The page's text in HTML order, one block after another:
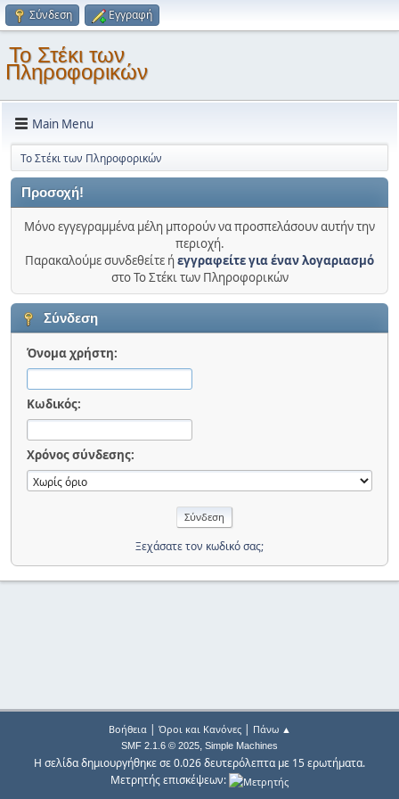
Σύνδεση Εγγραφή
Το Στέκι των
Πληροφορικών
Main Menu
Το Στέκι των Πληροφορικών
Προσοχή!
Μόνο εγγεγραμμένα μέλη μπορούν να προσπελάσουν αυτήν την
περιοχή.
Παρακαλούμε συνδεθείτε ήεγγραφείτε για έναν λογαριασμό
στο Το Στέκι των Πληροφορικών
Σύνδεση
Όνομα χρήστη:
Κωδικός:
Χρόνος σύνδεσης:
Ξεχάσατε τον κωδικό σας;
Βοήθεια| Όροι και Κανόνες| Πάνω ▲
SMF 2.1.6 © 2025, Simple Machines
Η σελίδα δημιουργήθηκε σε 0.026 δευτερόλεπτα με 15 ερωτήματα.
Μετρητής επισκέψεων: